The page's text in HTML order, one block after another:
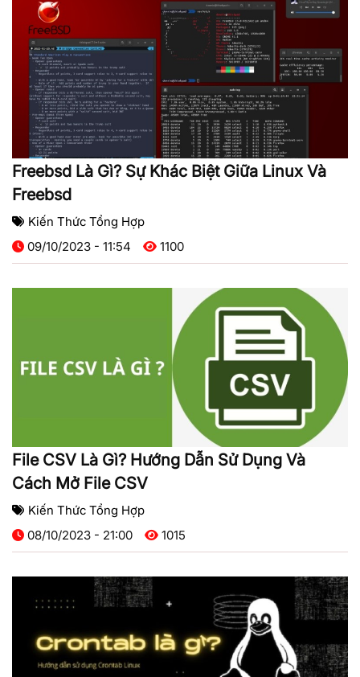
Freebsd Là Gì? Sự Khác Biệt Giữa Linux Và
Freebsd
Kiến Thức Tổng Hợp
09/10/2023 - 11:54
1100
File CSV Là Gì? Hướng Dẫn Sử Dụng Và
Cách Mở File CSV
Kiến Thức Tổng Hợp
08/10/2023 - 21:00
1015